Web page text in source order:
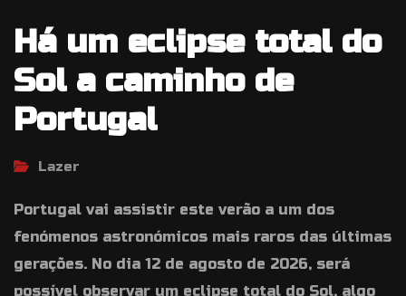
Há um eclipse total do
Sol a caminho de
Portugal
Lazer
Portugal vai assistir este verão a um dos
fenómenos astronómicos mais raros das últimas
gerações. No dia 12 de agosto de 2026, será
possível observar um eclipse total do Sol, algo